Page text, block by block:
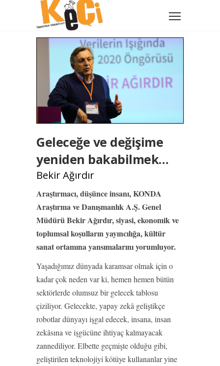
Geleceğe ve değişime
yeniden bakabilmek…
Bekir Ağırdır
Araştırmacı, düşünce insanı, KONDA
Araştırma ve Danışmanlık A.Ş. Genel
Müdürü Bekir Ağırdır, siyasi, ekonomik ve
toplumsal koşulların yayıncılığa, kültür
sanat ortamına yansımalarını yorumluyor.
Yaşadığımız dünyada karamsar olmak için o
kadar çok neden var ki, hemen hemen bütün
sektörlerde olumsuz bir gelecek tablosu
çiziliyor. Gelecekte, yapay zekâ geliştikçe
robotlar dünyayı işgal edecek, insana, insan
zekâsına ve işgücüne ihtiyaç kalmayacak
zannediliyor. Elbette geçmişte olduğu gibi,
geliştirilen teknolojiyi kötüye kullananlar yine